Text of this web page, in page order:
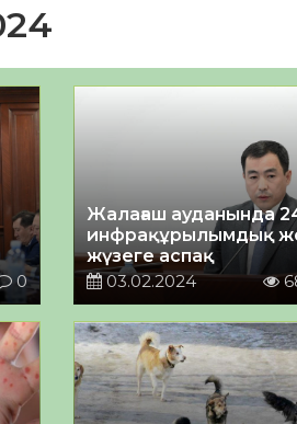
0
Жалағаш ауданында
инфрақұрылымдық
жүзеге аспақ
03.02.2024